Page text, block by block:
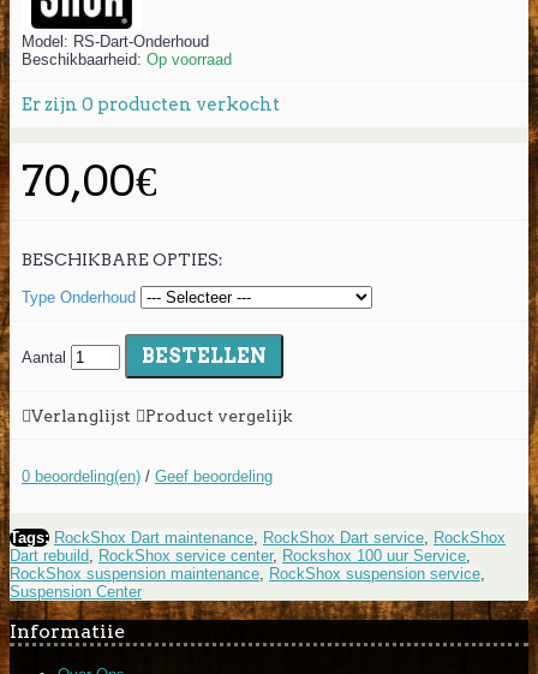
Model: RS-Dart-Onderhoud
Beschikbaarheid: Op voorraad
Er zijn 0 producten verkocht
70,00€
BESCHIKBARE OPTIES:
Type Onderhoud
Aantal BESTELLEN
Verlanglijst Product vergelijk
0 beoordeling(en) / Geef beoordeling
Tags: RockShox Dart maintenance, RockShox Dart service, RockShox
Dart rebuild, RockShox service center, Rockshox 100 uur Service,
RockShox suspension maintenance, RockShox suspension service,
Suspension Center
Informatiie